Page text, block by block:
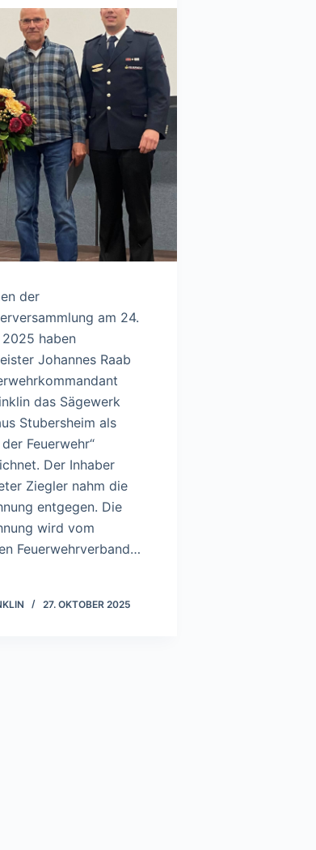
der
am 24.
haben
Johannes Raab
das Sägewerk
Stubersheim als
Feuerwehr“
Der Inhaber
Ziegler nahm die
entgegen. Die
wird vom
Feuerwehrverband…
27. OKTOBER 2025